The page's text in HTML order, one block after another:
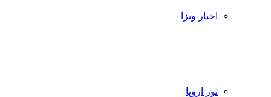
اخبار ویزا
تور اروپا